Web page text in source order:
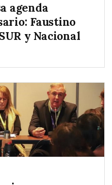
agenda
Faustino
y Nacional